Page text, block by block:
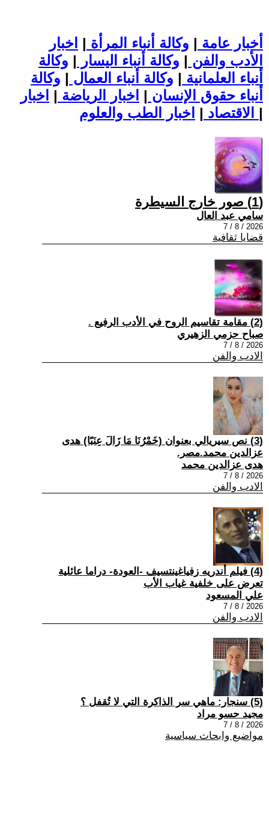
أخبار عامة | وكالة أنباء المرأة | اخبار
الأدب والفن | وكالة أنباء اليسار | وكالة
أنباء العلمانية | وكالة أنباء العمال | وكالة
أنباء حقوق الإنسان | اخبار الرياضة | اخبار
الاقتصاد | |
(1) صور خارج السيطرة
سامي عبد العال
2026 / 8 / 7
قضايا ثقافية
(2) مقامة تقاسيم الروح في الأدب الرفيع .
صباح حزمي الزهيري
2026 / 8 / 7
الادب والفن
(3) نص سيريالي بعنوان (خَمْرُنَا مَا زَالَ عِنَبًا) هدى
عزالدين محمد.مصر.
هدى عزالدين محمد
2026 / 8 / 7
الادب والفن
(4) فيلم أندريه زفياغينتسيف -العودة- دراما عائلية
تعرض على خلفية غياب الأب
علي المسعود
2026 / 8 / 7
الادب والفن
(5) سنجار: ماهي سر الذاكرة التي لا تُقفل ؟
مجيد حسو مراد
2026 / 8 / 7
مواضيع وابحاث سياسية